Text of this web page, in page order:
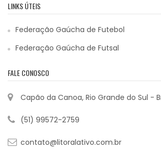
LINKS ÚTEIS
Federação Gaúcha de Futebol
Federação Gaúcha de Futsal
FALE CONOSCO
Capão da Canoa, Rio Grande do Sul -
(51) 99572-2759
contato@litoralativo.com.br